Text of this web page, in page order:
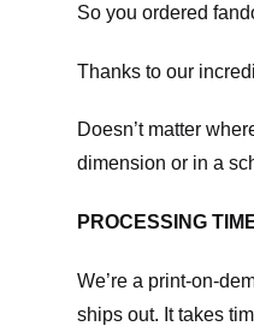
So you ordered
Thanks to our
Doesn’t matter
dimension or in a
PROCESSING
We’re a print-on-
ships out. It takes